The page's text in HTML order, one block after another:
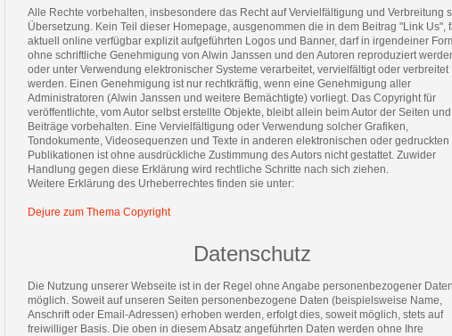
Alle Rechte vorbehalten, insbesondere das Recht auf Vervielfältigung und Verbreitung
Übersetzung. Kein Teil dieser Homepage, ausgenommen die in dem Beitrag "Link Us",
aktuell online verfügbar explizit aufgeführten Logos und Banner, darf in irgendeiner
ohne schriftliche Genehmigung von Alwin Janssen und den Autoren reproduziert
oder unter Verwendung elektronischer Systeme verarbeitet, vervielfältigt oder verbreitet
werden. Einen Genehmigung ist nur rechtkräftig, wenn eine Genehmigung aller
Administratoren (Alwin Janssen und weitere Bemächtigte) vorliegt. Das Copyright für
veröffentlichte, vom Autor selbst erstellte Objekte, bleibt allein beim Autor der Seiten und
Beiträge vorbehalten. Eine Vervielfältigung oder Verwendung solcher Grafiken,
Tondokumente, Videosequenzen und Texte in anderen elektronischen oder gedruckten
Publikationen ist ohne ausdrückliche Zustimmung des Autors nicht gestattet. Zuwider
Handlung gegen diese Erklärung wird rechtliche Schritte nach sich ziehen.
Weitere Erklärung des Urheberrechtes finden sie unter:
Dejure zum Thema Copyright
Datenschutz
Die Nutzung unserer Webseite ist in der Regel ohne Angabe personenbezogener Daten
möglich. Soweit auf unseren Seiten personenbezogene Daten (beispielsweise Name,
Anschrift oder Email-Adressen) erhoben werden, erfolgt dies, soweit möglich, stets auf
freiwilliger Basis. Die oben in diesem Absatz angeführten Daten werden ohne Ihre